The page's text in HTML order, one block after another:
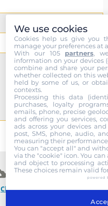
0 / 180
Choisissez des fichiers
We use cookies
Cookies help us give you
manage your preferences at
With our 105 partners,
information on your devices
combine and share your
whether collected on this
held by some of us, or
contexts.
Processing this data
purchases, loyalty
emails, phone, precise
and offering you services,
ads across your devices
post, SMS, phone, audio,
measuring their
You can "accept all" and
via the "cookie" icon. You
and object to processing
These choices remain valid
powered